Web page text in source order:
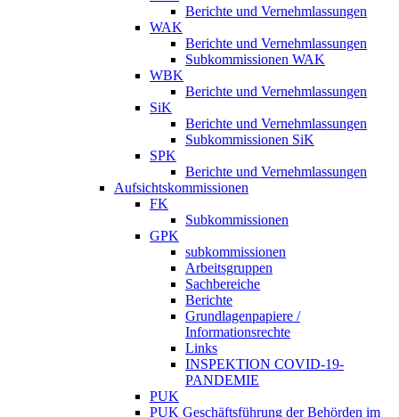
Berichte und Vernehmlassungen
WAK
Berichte und Vernehmlassungen
Subkommissionen WAK
WBK
Berichte und Vernehmlassungen
SiK
Berichte und Vernehmlassungen
Subkommissionen SiK
SPK
Berichte und Vernehmlassungen
Aufsichtskommissionen
FK
Subkommissionen
GPK
subkommissionen
Arbeitsgruppen
Sachbereiche
Berichte
Grundlagenpapiere /
Informationsrechte
Links
INSPEKTION COVID-19-
PANDEMIE
PUK
PUK Geschäftsführung der Behörden im